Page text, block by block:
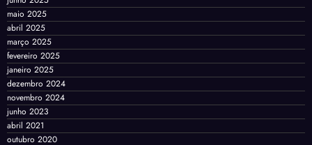
maio 2025
abril 2025
março 2025
fevereiro 2025
janeiro 2025
dezembro 2024
novembro 2024
junho 2023
abril 2021
outubro 2020